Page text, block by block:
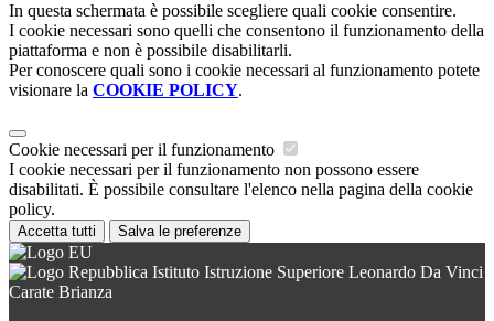
In questa schermata è possibile scegliere quali cookie consentire.
I cookie necessari sono quelli che consentono il funzionamento della
piattaforma e non è possibile disabilitarli.
Per conoscere quali sono i cookie necessari al funzionamento potete
visionare la COOKIE POLICY.
Cookie necessari per il funzionamento
I cookie necessari per il funzionamento non possono essere
disabilitati. È possibile consultare l'elenco nella pagina della cookie
policy.
Accetta tutti Salva le preferenze
Istituto Istruzione Superiore Leonardo Da Vinci
Carate Brianza